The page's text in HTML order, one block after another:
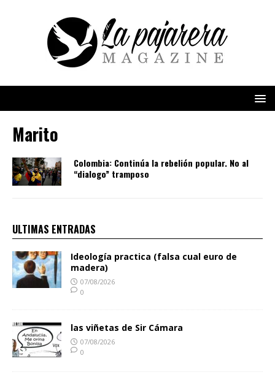
Marito
Colombia: Continúa la rebelión popular. No al
“dialogo” tramposo
ULTIMAS ENTRADAS
Ideología practica (falsa cual euro de
madera)
07/08/2026
0
las viñetas de Sir Cámara
07/08/2026
0